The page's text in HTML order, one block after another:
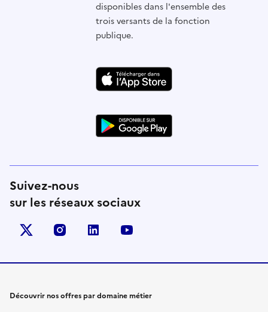
disponibles dans l'ensemble des
trois versants de la fonction
publique.
Suivez-nous
sur les réseaux sociaux
X (anciennement Twitter)
instagramlinkedin
Découvrir nos offres par domaine métier